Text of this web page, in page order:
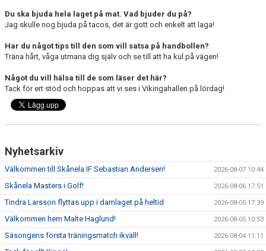
Du ska bjuda hela laget på mat. Vad bjuder du på?
Jag skulle nog bjuda på tacos, det är gott och enkelt att laga!
Har du något tips till den som vill satsa på handbollen?
Träna hårt, våga utmana dig själv och se till att ha kul på vägen!
Något du vill hälsa till de som läser det här?
Tack för ert stöd och hoppas att vi ses i Vikingahallen på lördag!
Nyhetsarkiv
Välkommen till Skånela IF Sebastian Andersen! 2026-08-07 10:44
Skånela Masters i Golf! 2026-08-06 17:51
Tindra Larsson flyttas upp i damlaget på heltid 2026-08-05 17:39
Välkommen hem Malte Haglund! 2026-08-05 10:53
Säsongens första träningsmatch ikväll! 2026-08-04 11:11